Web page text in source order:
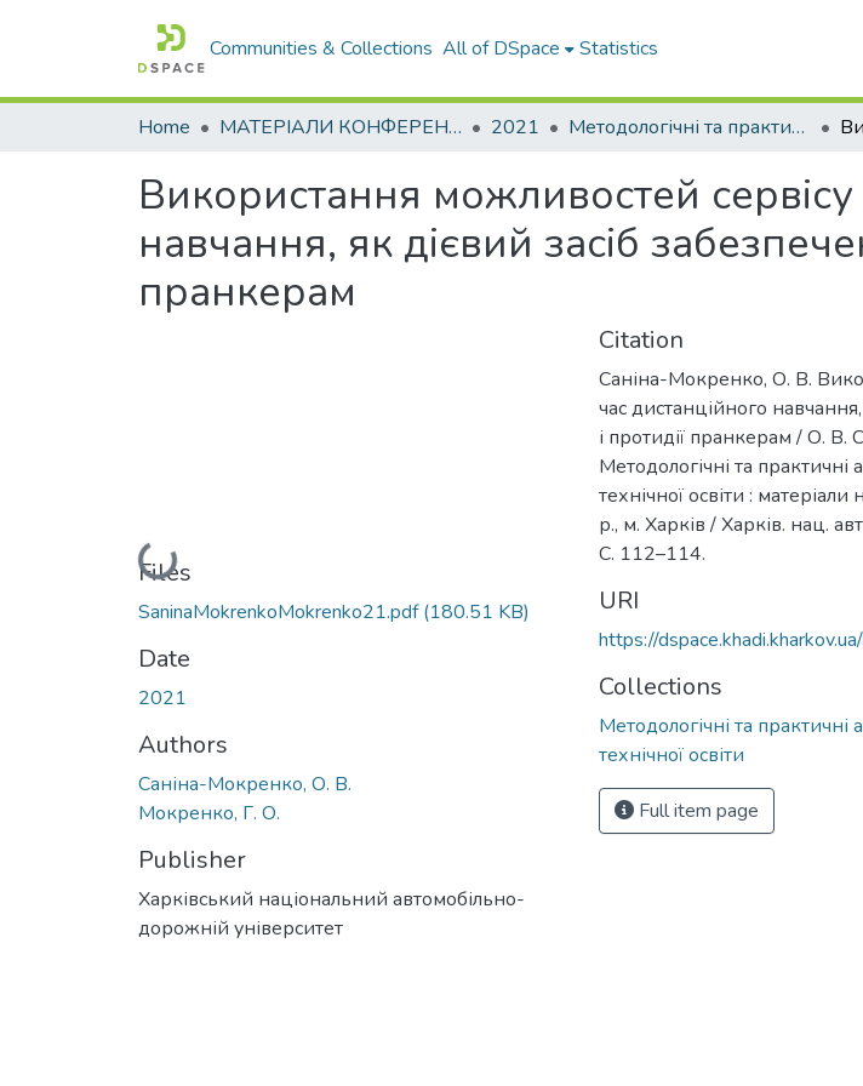
Communities & Collections All of DSpace Statistics
Home МАТЕРІАЛИ КОНФЕРЕНЦІЙ 2021 Методологічні та практичні аспекти забезпечення якості вищої технічної освіти
Використання можливостей
навчання, як дієвий засіб
пранкерам
Loading...
Files
SaninaMokrenkoMokrenko21.pdf(180.51 KB)
Date
2021
Authors
Саніна-Мокренко, О. В.
Мокренко, Г. О.
Publisher
Харківський національний автомобільно-
дорожній університет
Citation
Саніна-Мокренко, О. В.
час дистанційного
і протидії пранкерам / О.
Методологічні та практичні
технічної освіти :
р., м. Харків / Харків. нац.
С. 112–114.
URI
https://
Collections
Методологічні та практичні
технічної освіти
Full item page